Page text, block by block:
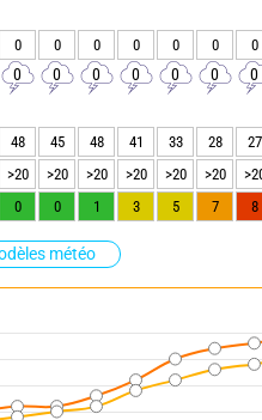
météo
0 0 0 0 0 0 0
0 0 0 0 0 0 0
48 45 48 41 33 28
27
>20 >20 >20 >20 >20 >20
0 0 1 3 5 7 8